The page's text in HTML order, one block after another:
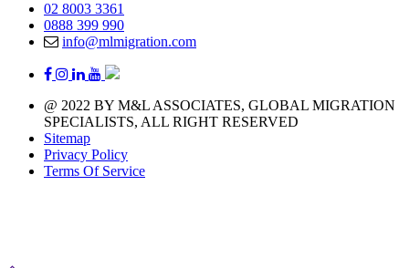
02 8003 3361
0888 399 990
info@mlmigration.com
@ 2022 BY M&L ASSOCIATES, GLOBAL MIGRATION
SPECIALISTS, ALL RIGHT RESERVED
Sitemap
Privacy Policy
Terms Of Service